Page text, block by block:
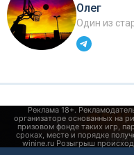
Олег
Один из